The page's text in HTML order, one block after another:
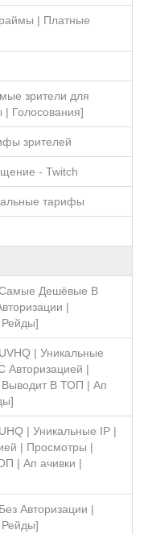
| Платные
зрители для
| Голосования]
зрителей
- Twitch
тарифы
Дешёвые В
|
| Уникальные
Авторизацией |
В ТОП | Ап
| Уникальные IP |
| Просмотры |
| Ап ачивки |
Авторизации |